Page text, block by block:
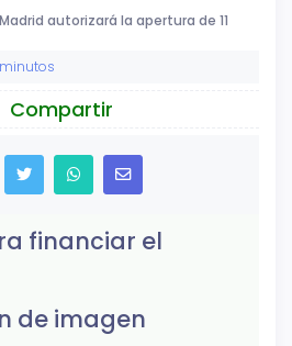
autorizará la apertura de 11
Compartir
financiar el